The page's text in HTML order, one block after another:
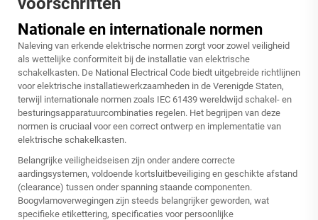
Nationale en internationale normen
Naleving van erkende elektrische normen zorgt voor zowel veiligheid
als wettelijke conformiteit bij de installatie van elektrische
schakelkasten. De National Electrical Code biedt uitgebreide richtlijnen
voor elektrische installatiewerkzaamheden in de Verenigde Staten,
terwijl internationale normen zoals IEC 61439 wereldwijd schakel- en
besturingsapparatuurcombinaties regelen. Het begrijpen van deze
normen is cruciaal voor een correct ontwerp en implementatie van
elektrische schakelkasten.
Belangrijke veiligheidseisen zijn onder andere correcte
aardingsystemen, voldoende kortsluitbeveiliging en geschikte afstand
(clearance) tussen onder spanning staande componenten.
Boogvlamoverwegingen zijn steeds belangrijker geworden, wat
specifieke etikettering, specificaties voor persoonlijke